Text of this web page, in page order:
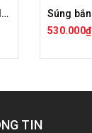
Mũi phay gỗ thẳng CNC lấy nền mũi soi TIDEWAY cốt 6mm và 12mm 0102 MST-TW-0102
530.000₫
TIN